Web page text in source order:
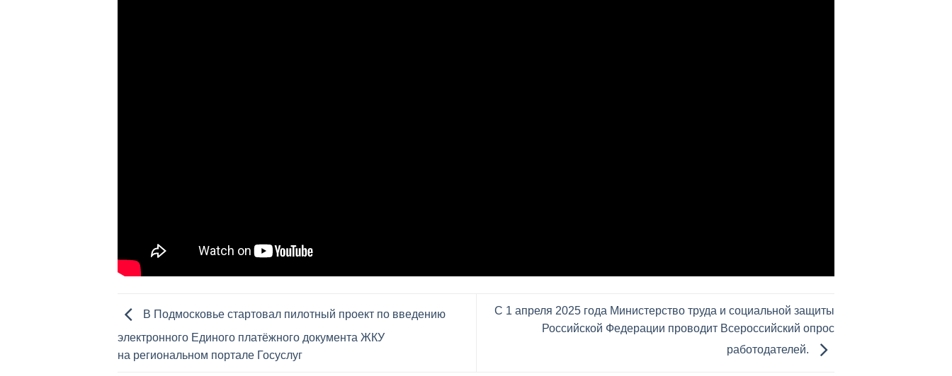
В Подмосковье стартовал пилотный проект по введению
электронного Единого платёжного документа ЖКУ
на региональном портале Госуслуг
С 1 апреля 2025 года Министерство труда и социальной защиты
Российской Федерации проводит Всероссийский опрос
работодателей.